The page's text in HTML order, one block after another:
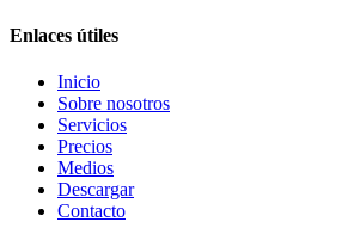
Enlaces útiles
Inicio
Sobre nosotros
Servicios
Precios
Medios
Descargar
Contacto